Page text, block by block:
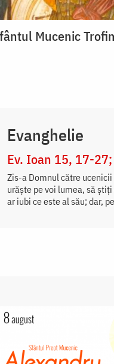
Mucenic
Evanghelie
Ev. Ioan 15, 17-
Zis-a Domnul către ucenicii
urăște pe voi lumea, să
ar iubi ce este al său; dar,